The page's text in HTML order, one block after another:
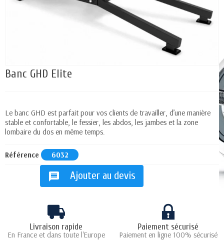
Banc GHD Elite
Le banc GHD est parfait pour vos clients de travailler, d’une manière
stable et confortable, le fessier, les abdos, les jambes et la zone
lombaire du dos en même temps.
Référence 6032
message Ajouter au devis
Livraison rapide
En France et dans toute l'Europe
Paiement sécurisé
Paiement en ligne 100% sécurisé